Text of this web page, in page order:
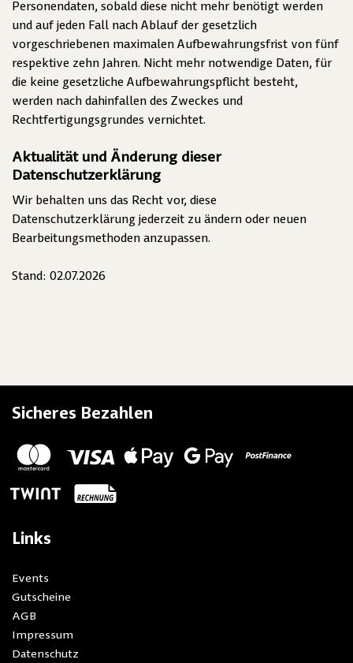
Personendaten, sobald diese nicht mehr benötigt werden
und auf jeden Fall nach Ablauf der gesetzlich
vorgeschriebenen maximalen Aufbewahrungsfrist von fünf
respektive zehn Jahren. Nicht mehr notwendige Daten, für
die keine gesetzliche Aufbewahrungspflicht besteht,
werden nach dahinfallen des Zweckes und
Rechtfertigungsgrundes vernichtet.
Aktualität und Änderung dieser
Datenschutzerklärung
Wir behalten uns das Recht vor, diese
Datenschutzerklärung jederzeit zu ändern oder neuen
Bearbeitungsmethoden anzupassen.
Stand: 02.07.2026
Sicheres Bezahlen
Links
Events
Gutscheine
AGB
Impressum
Datenschutz